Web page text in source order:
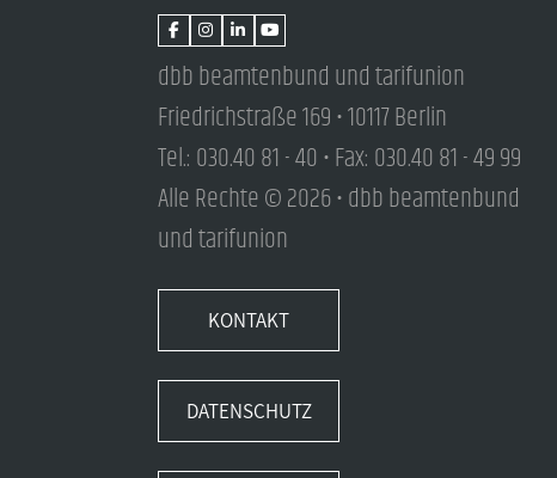
dbb beamtenbund und tarifunion
Friedrichstraße 169 • 10117 Berlin
Tel.: 030.40 81 - 40 • Fax: 030.40 81 - 49 99
Alle Rechte © 2026 • dbb beamtenbund
und tarifunion
KONTAKT
DATENSCHUTZ